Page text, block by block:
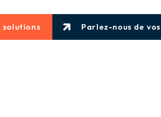
solutions Parlez-nous de